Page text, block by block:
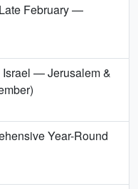
February —
Israel — Jerusalem &
Year-Round